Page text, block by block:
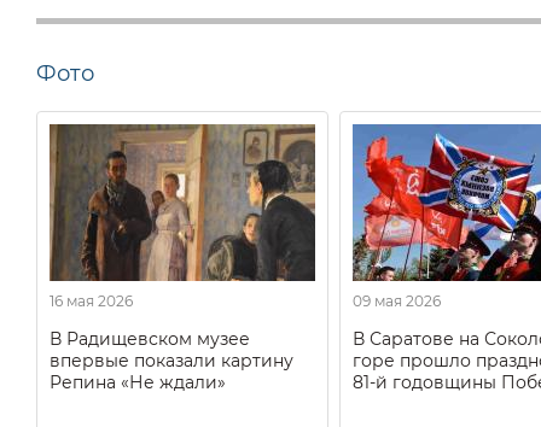
Фото
16 мая 2026
В Радищевском музее
впервые показали картину
Репина «Не ждали»
09 мая 2026
В Саратове на
горе прошло
81-й годовщины